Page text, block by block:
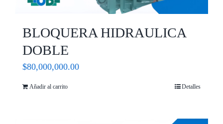
BLOQUERA HIDRAULICA
DOBLE
$80,000,000.00
Añadir al carrito Detalles